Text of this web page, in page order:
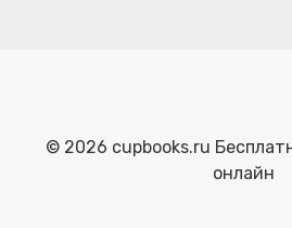
© 2026 cupbooks.ru
онлайн